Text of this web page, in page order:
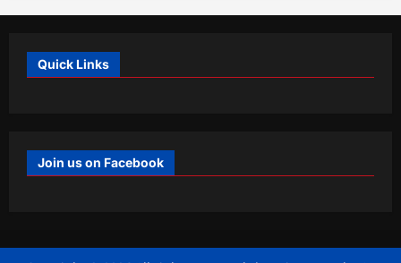
Quick Links
Join us on Facebook